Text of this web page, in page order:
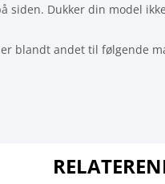
siden. Dukker din model
blandt andet til følgende